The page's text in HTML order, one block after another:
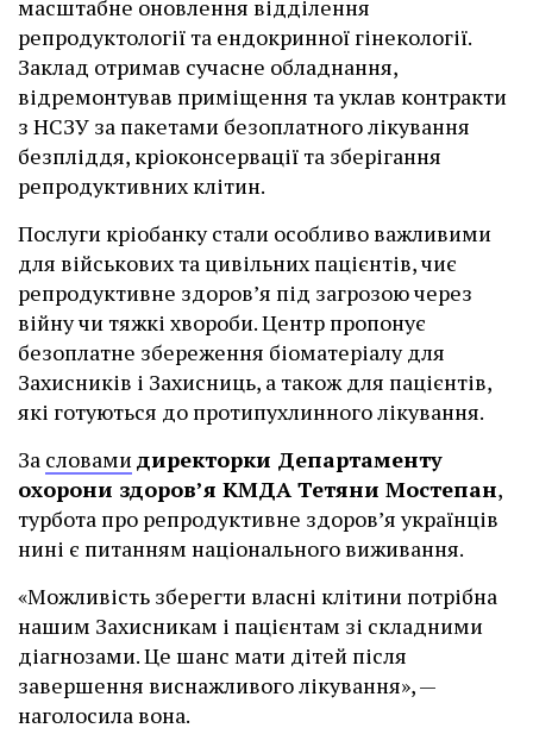
масштабне оновлення відділення
репродуктології та ендокринної гінекології.
Заклад отримав сучасне обладнання,
відремонтував приміщення та уклав контракти
з НСЗУ за пакетами безоплатного лікування
безпліддя, кріоконсервації та зберігання
репродуктивних клітин.
Послуги кріобанку стали особливо важливими
для військових та цивільних пацієнтів, чиє
репродуктивне здоров’я під загрозою через
війну чи тяжкі хвороби. Центр пропонує
безоплатне збереження біоматеріалу для
Захисників і Захисниць, а також для пацієнтів,
які готуються до протипухлинного лікування.
За словамидиректорки Департаменту
охорони здоров’я КМДА Тетяни Мостепан,
турбота про репродуктивне здоров’я українців
нині є питанням національного виживання.
«Можливість зберегти власні клітини потрібна
нашим Захисникам і пацієнтам зі складними
діагнозами. Це шанс мати дітей після
завершення виснажливого лікування», —
наголосила вона.